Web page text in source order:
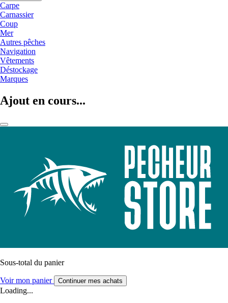
Carpe
Carnassier
Coup
Mer
Autres pêches
Navigation
Vêtements
Déstockage
Marques
Ajout en cours...
Sous-total du panier
Voir mon panier Continuer mes achats
Loading...